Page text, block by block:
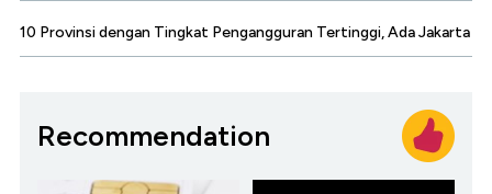
10 Provinsi dengan Tingkat Pengangguran Tertinggi, Ada Jakarta
Recommendation